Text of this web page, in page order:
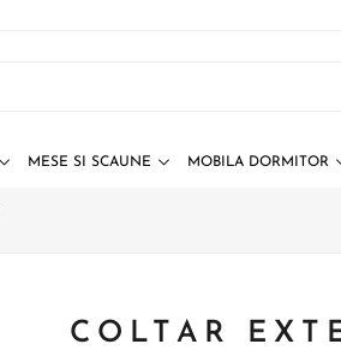
MESE SI SCAUNE MOBILA DORMITOR
COLTAR